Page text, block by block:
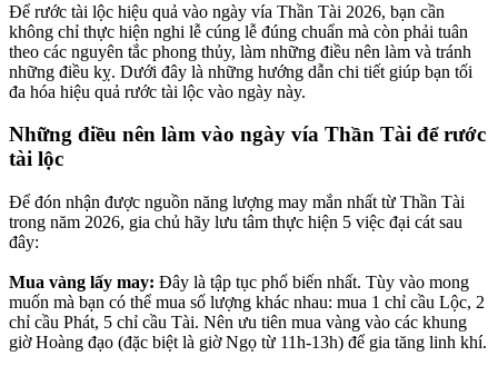
Để rước tài lộc hiệu quả vào ngày vía Thần Tài 2026, bạn cần
không chỉ thực hiện nghi lễ cúng lễ đúng chuẩn mà còn phải tuân
theo các nguyên tắc phong thủy, làm những điều nên làm và tránh
những điều kỵ. Dưới đây là những hướng dẫn chi tiết giúp bạn tối
đa hóa hiệu quả rước tài lộc vào ngày này.
Những điều nên làm vào ngày vía Thần Tài để rước
tài lộc
Để đón nhận được nguồn năng lượng may mắn nhất từ Thần Tài
trong năm 2026, gia chủ hãy lưu tâm thực hiện 5 việc đại cát sau
đây:
Mua vàng lấy may: Đây là tập tục phổ biến nhất. Tùy vào mong
muốn mà bạn có thể mua số lượng khác nhau: mua 1 chỉ cầu Lộc, 2
chỉ cầu Phát, 5 chỉ cầu Tài. Nên ưu tiên mua vàng vào các khung
giờ Hoàng đạo (đặc biệt là giờ Ngọ từ 11h-13h) để gia tăng linh khí.